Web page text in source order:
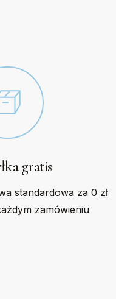
gratis
standardowa za 0 zł
zamówieniu